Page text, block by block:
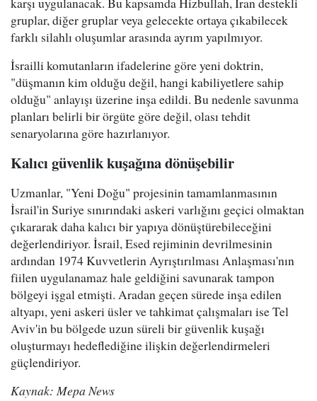
gruplar, diğer gruplar veya gelecekte ortaya çıkabilecek
farklı silahlı oluşumlar arasında ayrım yapılmıyor.
İsrailli komutanların ifadelerine göre yeni doktrin,
"düşmanın kim olduğu değil, hangi kabiliyetlere sahip
olduğu" anlayışı üzerine inşa edildi. Bu nedenle savunma
planları belirli bir örgüte göre değil, olası tehdit
senaryolarına göre hazırlanıyor.
Kalıcı güvenlik kuşağına dönüşebilir
Uzmanlar, "Yeni Doğu" projesinin tamamlanmasının
İsrail'in Suriye sınırındaki askeri varlığını geçici olmaktan
çıkararak daha kalıcı bir yapıya dönüştürebileceğini
değerlendiriyor. İsrail, Esed rejiminin devrilmesinin
ardından 1974 Kuvvetlerin Ayrıştırılması Anlaşması'nın
fiilen uygulanamaz hale geldiğini savunarak tampon
bölgeyi işgal etmişti. Aradan geçen sürede inşa edilen
altyapı, yeni askeri üsler ve tahkimat çalışmaları ise Tel
Aviv'in bu bölgede uzun süreli bir güvenlik kuşağı
oluşturmayı hedeflediğine ilişkin değerlendirmeleri
güçlendiriyor.
Kaynak: Mepa News